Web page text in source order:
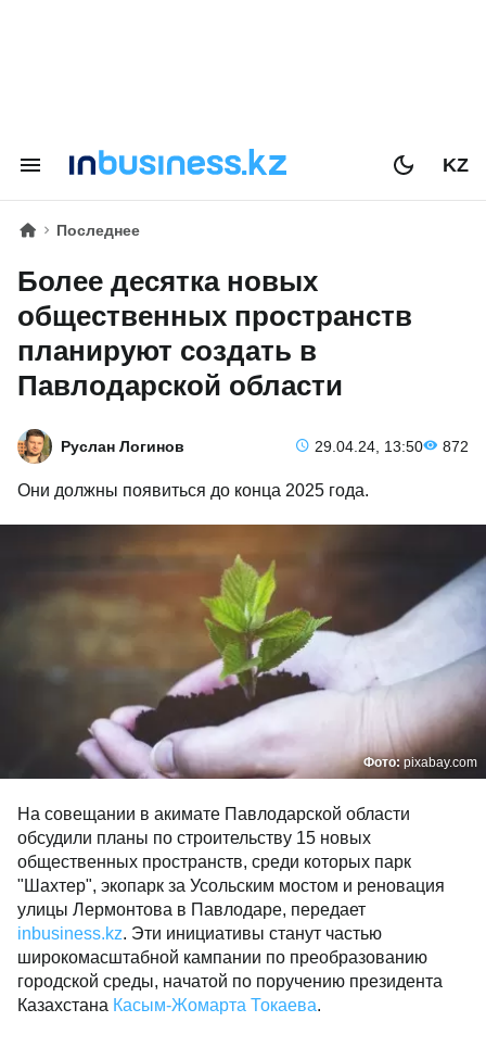
KZ
Последнее
Более десятка новых
общественных пространств
планируют создать в
Павлодарской области
Руслан Логинов 29.04.24, 13:50 872
Они должны появиться до конца 2025 года.
Фото:pixabay.com
На совещании в акимате Павлодарской области
обсудили планы по строительству 15 новых
общественных пространств, среди которых парк
"Шахтер", экопарк за Усольским мостом и реновация
улицы Лермонтова в Павлодаре, передает
inbusiness.kz. Эти инициативы станут частью
широкомасштабной кампании по преобразованию
городской среды, начатой по поручению президента
Казахстана Касым-Жомарта Токаева.